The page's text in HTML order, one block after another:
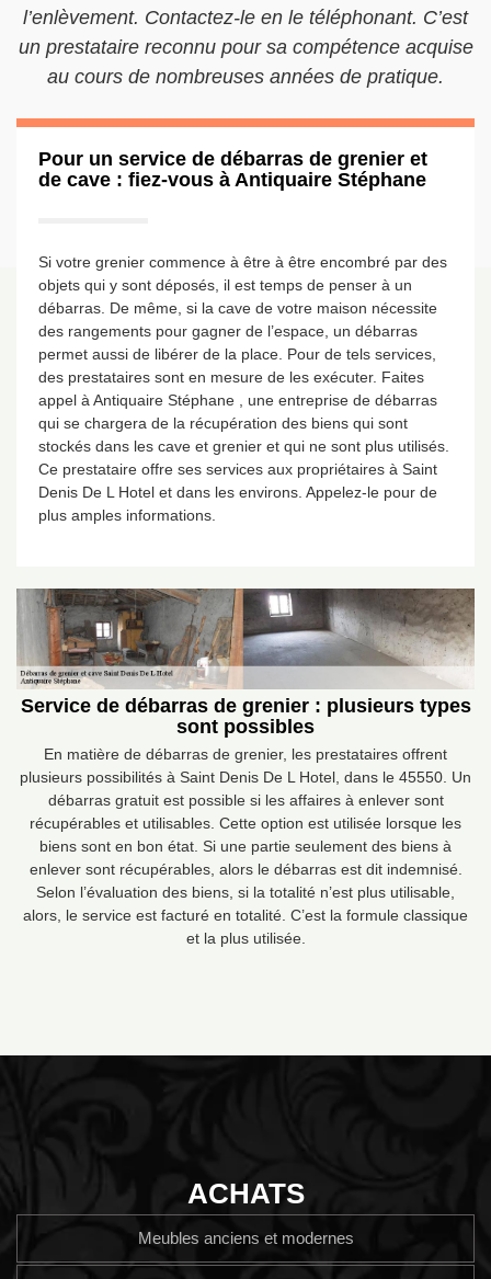
l’enlèvement. Contactez-le en le téléphonant. C’est
un prestataire reconnu pour sa compétence acquise
au cours de nombreuses années de pratique.
Pour un service de débarras de grenier et
de cave : fiez-vous à Antiquaire Stéphane
Si votre grenier commence à être à être encombré par des
objets qui y sont déposés, il est temps de penser à un
débarras. De même, si la cave de votre maison nécessite
des rangements pour gagner de l’espace, un débarras
permet aussi de libérer de la place. Pour de tels services,
des prestataires sont en mesure de les exécuter. Faites
appel à Antiquaire Stéphane , une entreprise de débarras
qui se chargera de la récupération des biens qui sont
stockés dans les cave et grenier et qui ne sont plus utilisés.
Ce prestataire offre ses services aux propriétaires à Saint
Denis De L Hotel et dans les environs. Appelez-le pour de
plus amples informations.
Service de débarras de grenier : plusieurs types
sont possibles
En matière de débarras de grenier, les prestataires offrent
plusieurs possibilités à Saint Denis De L Hotel, dans le 45550. Un
débarras gratuit est possible si les affaires à enlever sont
récupérables et utilisables. Cette option est utilisée lorsque les
biens sont en bon état. Si une partie seulement des biens à
enlever sont récupérables, alors le débarras est dit indemnisé.
Selon l’évaluation des biens, si la totalité n’est plus utilisable,
alors, le service est facturé en totalité. C’est la formule classique
et la plus utilisée.
ACHATS
Meubles anciens et modernes